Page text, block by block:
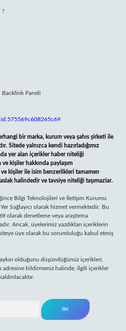
?
bir marka, kurum veya şahıs şirketi ile
Sitede yalnızca kendi hazırladığımız
yer alan içerikler haber niteliği
kişiler hakkında paylaşım
kişiler ile isim benzerlikleri tamamen
halindedir ve tavsiye niteliği taşımazlar.
Bilgi Teknolojileri ve İletişim Kurumu
Sağlayıcı olarak hizmet vermektedir. Bu
olarak denetleme veya araştırma
Ancak, üyelerimiz yazdıkları içeriklerin
üye olarak bu sorumluluğu kabul etmiş
olduğunu düşündüğünüz içerikleri,
adresine bildirmeniz halinde, ilgili içerikler